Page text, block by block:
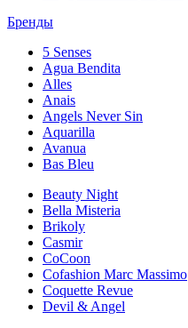
Бренды
5 Senses
Agua Bendita
Alles
Anais
Angels Never Sin
Aquarilla
Avanua
Bas Bleu
Beauty Night
Bella Misteria
Brikoly
Casmir
CoCoon
Cofashion Marc Massimo
Coquette Revue
Devil & Angel